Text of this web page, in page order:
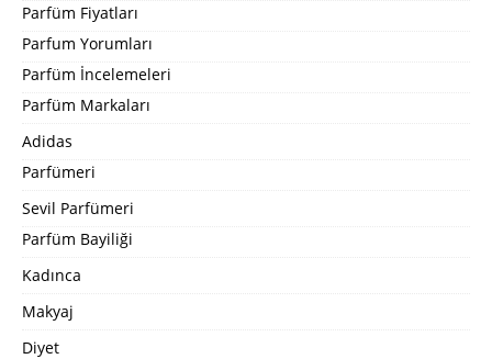
Parfüm Fiyatları
Parfum Yorumları
Parfüm İncelemeleri
Parfüm Markaları
Adidas
Parfümeri
Sevil Parfümeri
Parfüm Bayiliği
Kadınca
Makyaj
Diyet